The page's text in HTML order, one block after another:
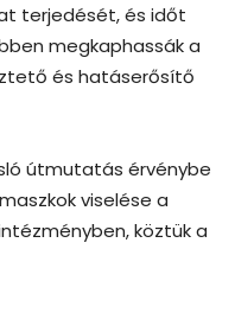
terjedését, és időt
megkaphassák a
és hatáserősítő
útmutatás érvénybe
viselése a
köztük a